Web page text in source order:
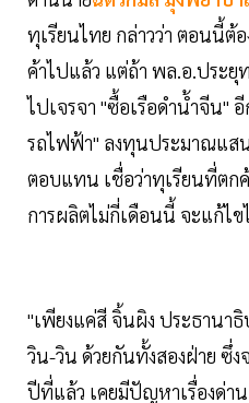
ทุเรียนไทย กล่าวว่า ตอนนี้ต้
ค้าไปแล้ว แต่ถ้า พล.อ.ประยุ
ไปเจรจา "ซื้อเรือดำน้ำจีน"
รถไฟฟ้า" ลงทุนประมาณแส
ตอบแทน เชื่อว่าทุเรียนที่ตก
การผลิตไม่กี่เดือนนี้ จะแก้ไข
"เพียงแค่สี จิ้นผิง ประธานา
วิน-วิน ด้วยกันทั้งสองฝ่าย ซึ่
ปีที่แล้ว เคยมีปัญหาเรื่องด่า